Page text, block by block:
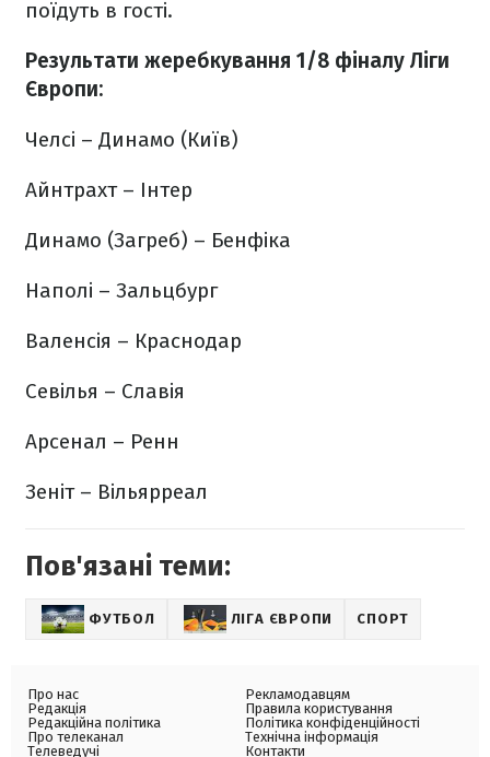
поїдуть в гості.
Результати жеребкування 1/8 фіналу Ліги
Європи:
Челсі – Динамо (Київ)
Айнтрахт – Інтер
Динамо (Загреб) – Бенфіка
Наполі – Зальцбург
Валенсія – Краснодар
Севілья – Славія
Арсенал – Ренн
Зеніт – Вільярреал
Пов'язані теми:
ФУТБОЛ ЛІГА ЄВРОПИ СПОРТ
Про нас
Редакція
Редакційна політика
Про телеканал
Телеведучі
Рекламодавцям
Правила користування
Політика конфіденційності
Технічна інформація
Контакти